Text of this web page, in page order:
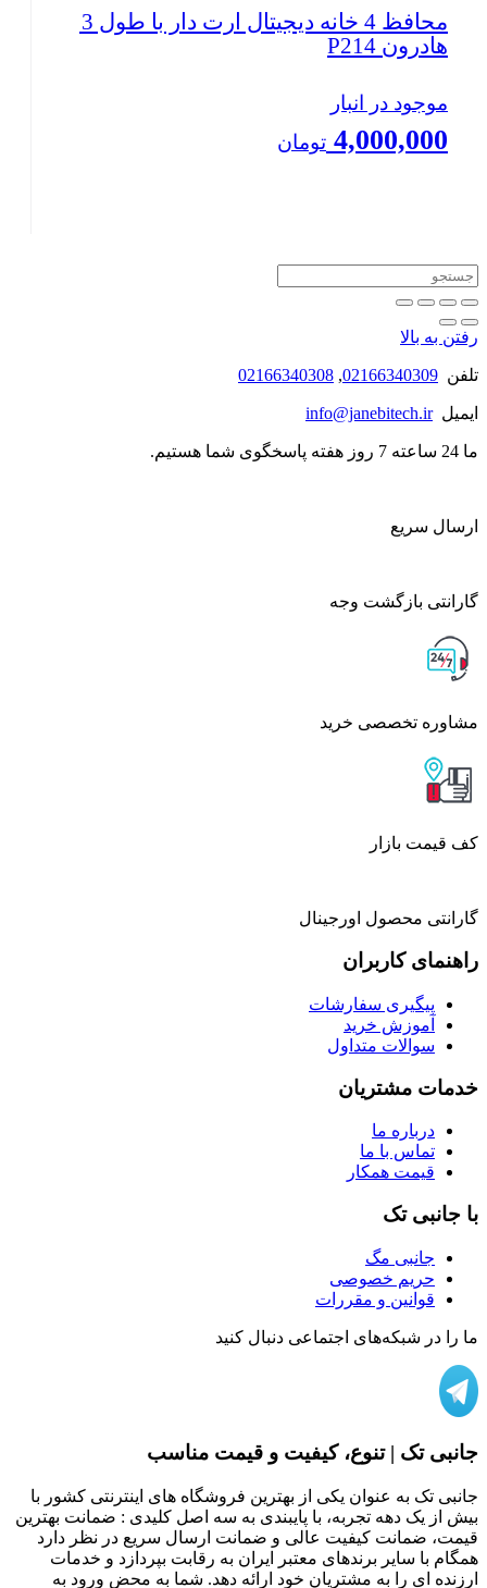
هادرون P214
موجود در انبار
4,000,000 تومان
رفتن به بالا
تلفن 02166340309
,
02166340308
ایمیلinfo@janebitech.ir
ما 24 ساعته 7 روز هفته پاسخگوی شما هستیم.
ارسال سریع
گارانتی بازگشت وجه
مشاوره تخصصی خرید
کف قیمت بازار
گارانتی محصول اورجینال
راهنمای کاربران
پیگیری سفارشات
آموزش خرید
سوالات متداول
خدمات مشتریان
درباره ما
تماس با ما
قیمت همکار
با جانبی تک
جانبی مگ
حریم خصوصی
قوانین و مقررات
ما را در شبکه‌های اجتماعی دنبال کنید
جانبی تک | تنوع، کیفیت و قیمت مناسب
جانبی تک به عنوان یکی از بهترین فروشگاه های اینترنتی کشور با
بیش از یک دهه تجربه، با پایبندی به سه اصل کلیدی : ضمانت بهترین
قیمت، ضمانت کیفیت عالی و ضمانت ارسال سریع در نظر دارد
همگام با سایر برندهای معتبر ایران به رقابت بپردازد و خدمات
ارزنده ای را به مشتریان خود ارائه دهد. شما به محض ورود به